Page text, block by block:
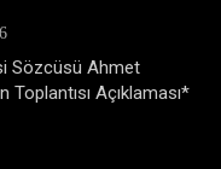
Sözcüsü Ahmet
Toplantısı Açıklaması*